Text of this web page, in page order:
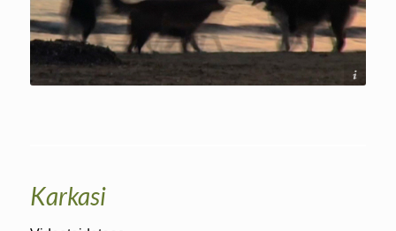
Soile Mottisenkangas
Karkasi